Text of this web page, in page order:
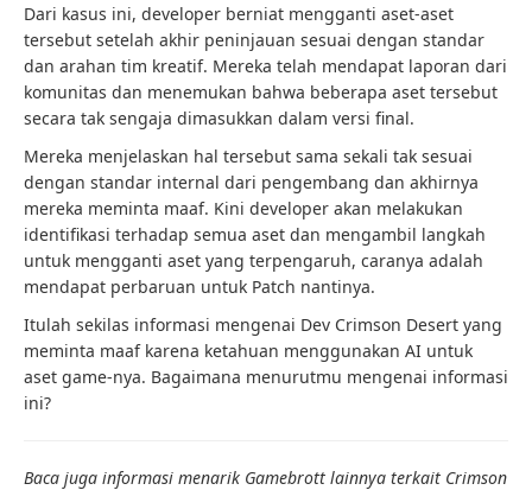
Dari kasus ini, developer berniat mengganti aset-aset
tersebut setelah akhir peninjauan sesuai dengan standar
dan arahan tim kreatif. Mereka telah mendapat laporan dari
komunitas dan menemukan bahwa beberapa aset tersebut
secara tak sengaja dimasukkan dalam versi final.
Mereka menjelaskan hal tersebut sama sekali tak sesuai
dengan standar internal dari pengembang dan akhirnya
mereka meminta maaf. Kini developer akan melakukan
identifikasi terhadap semua aset dan mengambil langkah
untuk mengganti aset yang terpengaruh, caranya adalah
mendapat perbaruan untuk Patch nantinya.
Itulah sekilas informasi mengenai Dev Crimson Desert yang
meminta maaf karena ketahuan menggunakan AI untuk
aset game-nya. Bagaimana menurutmu mengenai informasi
ini?
Baca juga informasi menarik Gamebrott lainnya terkait Crimson